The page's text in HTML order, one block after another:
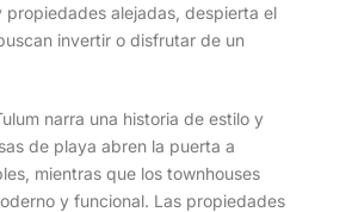
propiedades alejadas, despierta el
invertir o disfrutar de un
narra una historia de estilo y
de playa abren la puerta a
mientras que los townhouses
y funcional. Las propiedades